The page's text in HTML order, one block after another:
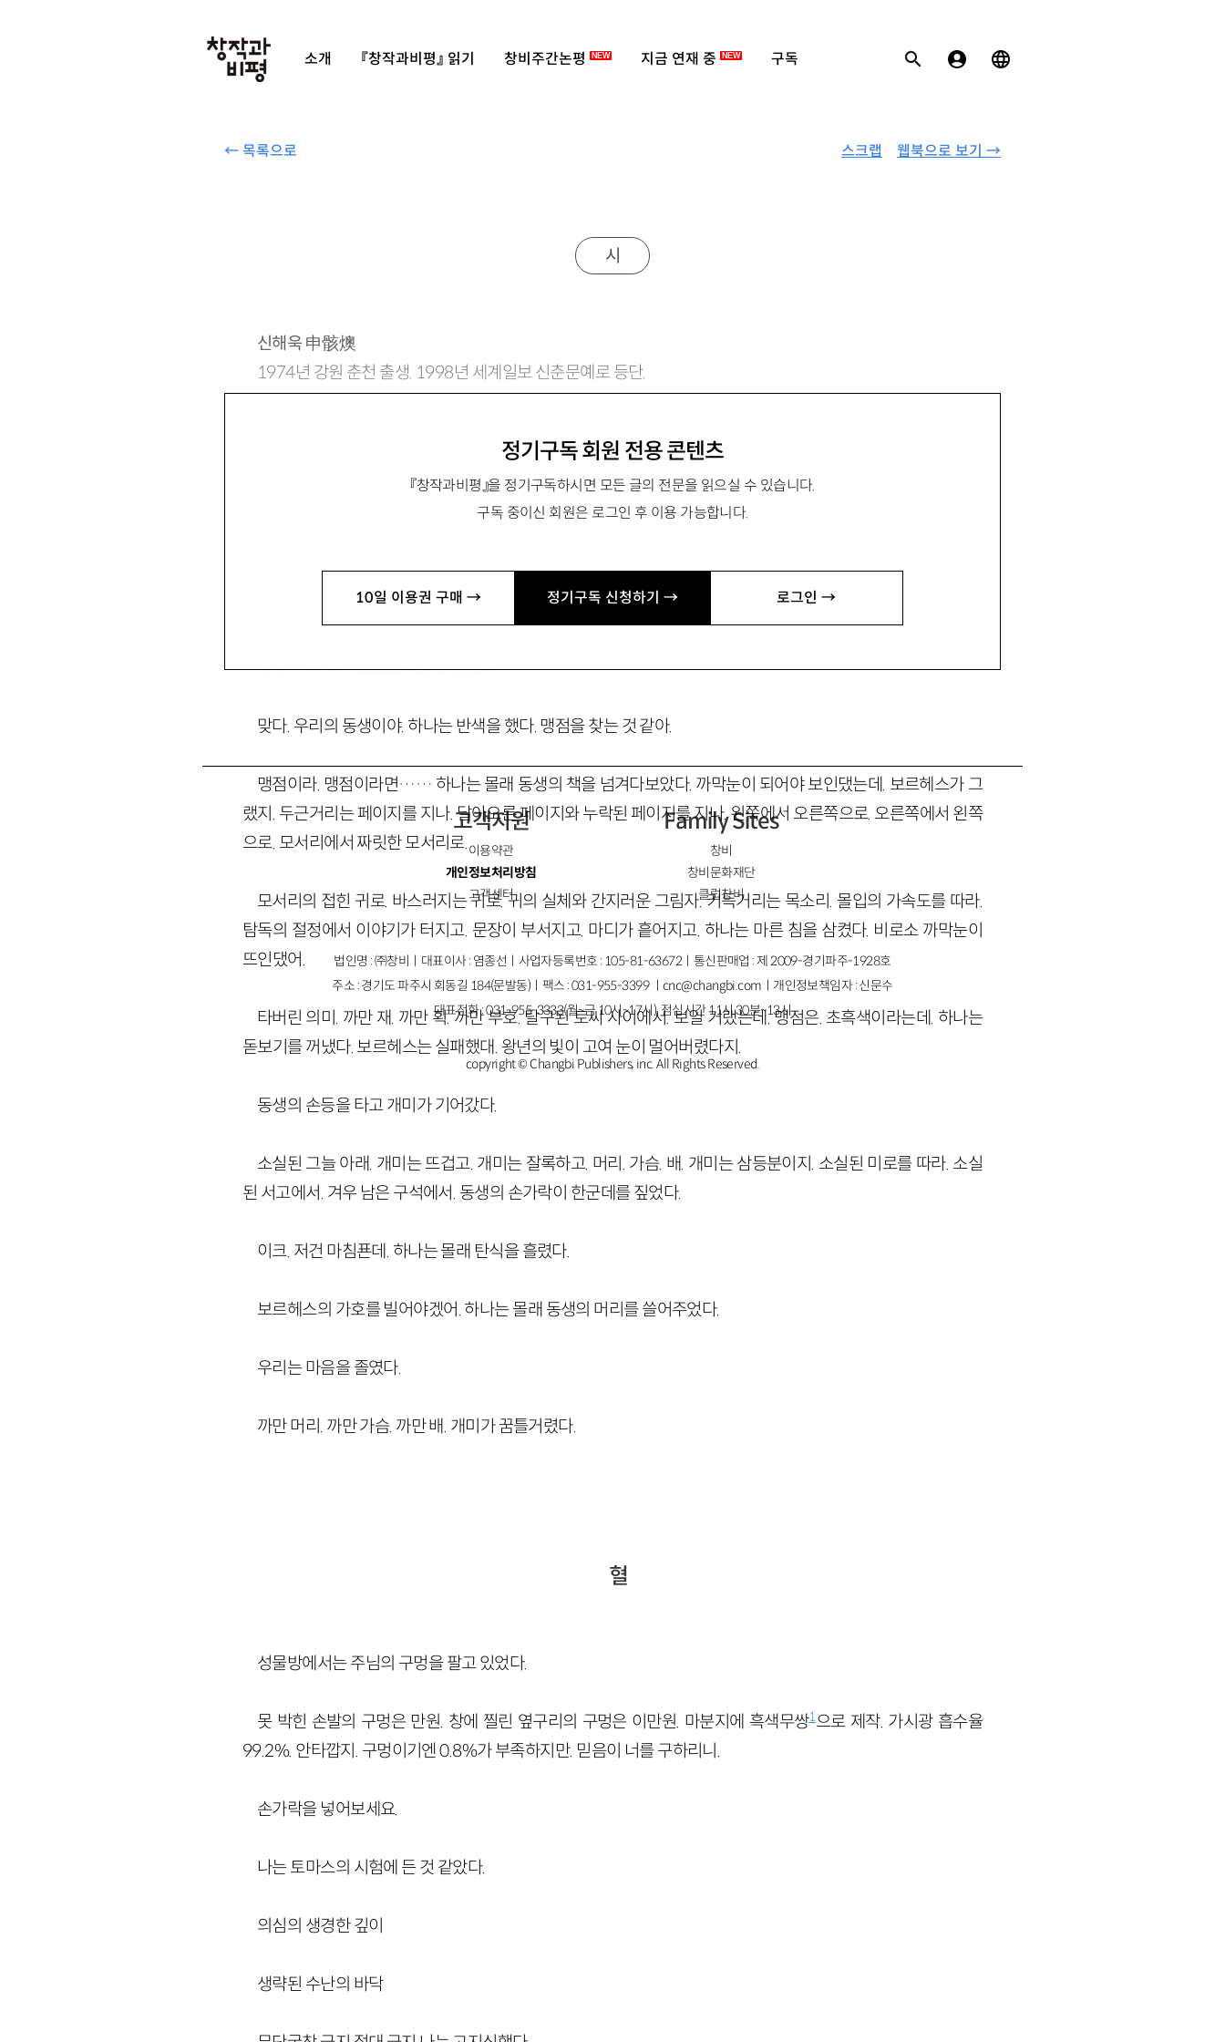
소개 『창작과비평』 읽기 창비주간논평 NEW 지금 연재 중 NEW 구독
← 목록으로 웹북으로 보기 →
스크랩
정기구독 회원 전용 콘텐츠
『창작과비평』을 정기구독하시면 모든 글의 전문을 읽으실 수 있습니다.
구독 중이신 회원은 로그인 후 이용 가능합니다.
10일 이용권 구매 → 정기구독 신청하기 → 로그인 →
시
신해욱 申骸燠
1974년 강원 춘천 출생. 1998년 세계일보 신춘문예로 등단.
바벨의 도서관
소실된 입구를 지나. 소실된 계단을 따라. 우리는 소실된 서고에서. 깜짝이야.
동생이 책 속에 얼굴을 파묻고 있었다.
맞다. 우리의 동생이야. 하나는 반색을 했다. 맹점을 찾는 것 같아.
맹점이라. 맹점이라면…… 하나는 몰래 동생의 책을 넘겨다보았다. 까막눈이 되어야 보인댔는데. 보르헤스가 그
랬지. 두근거리는 페이지를 지나. 달아오른 페이지와 누락된 페이지를 지나. 왼쪽에서 오른쪽으로. 오른쪽에서 왼쪽
으로. 모서리에서 짜릿한 모서리로.
모서리의 접힌 귀로. 바스러지는 귀로. 귀의 실체와 간지러운 그림자. 키득거리는 목소리. 몰입의 가속도를 따라.
탐독의 절정에서 이야기가 터지고. 문장이 부서지고. 마디가 흩어지고. 하나는 마른 침을 삼켰다. 비로소 까막눈이
뜨인댔어.
타버린 의미. 까만 재. 까만 획. 까만 부호. 탈구된 토씨 사이에서. 보일 거랬는데. 맹점은. 초흑색이라는데. 하나는
돋보기를 꺼냈다. 보르헤스는 실패했대. 왕년의 빛이 고여 눈이 멀어버렸다지.
동생의 손등을 타고 개미가 기어갔다.
소실된 그늘 아래. 개미는 뜨겁고. 개미는 잘록하고. 머리. 가슴. 배. 개미는 삼등분이지. 소실된 미로를 따라. 소실
된 서고에서. 겨우 남은 구석에서. 동생의 손가락이 한군데를 짚었다.
이크. 저건 마침푠데. 하나는 몰래 탄식을 흘렸다.
보르헤스의 가호를 빌어야겠어. 하나는 몰래 동생의 머리를 쓸어주었다.
우리는 마음을 졸였다.
까만 머리. 까만 가슴. 까만 배. 개미가 꿈틀거렸다.
혈
성물방에서는 주님의 구멍을 팔고 있었다.
못 박힌 손발의 구멍은 만원. 창에 찔린 옆구리의 구멍은 이만원. 마분지에 흑색무쌍1으로 제작. 가시광 흡수율
99.2%. 안타깝지. 구멍이기엔 0.8%가 부족하지만. 믿음이 너를 구하리니.
손가락을 넣어보세요.
나는 토마스의 시험에 든 것 같았다.
의심의 생경한 깊이
생략된 수난의 바닥
고객지원
이용약관
개인정보처리방침
고객센터
Family Sites
창비
창비문화재단
클럽창비
법인명 : ㈜창비ㅣ대표이사 : 염종선ㅣ사업자등록번호 : 105-81-63672ㅣ통신판매업 : 제 2009-경기파주-1928호
주소 : 경기도 파주시 회동길 184(문발동)ㅣ팩스 : 031-955-3399 ㅣcnc@changbi.com ㅣ개인정보책임자 : 신문수
대표전화 : 031-955-3333(월~금 10시~17시), 점심시간 11시 30분~13시
copyright © Changbi Publishers, inc. All Rights Reserved.